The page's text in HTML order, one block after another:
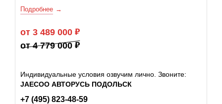
Подробнее
от 3 489 000
от 4 779 000
Индивидуальные условия озвучим лично. Звоните:
JAECOO АВТОРУСЬ ПОДОЛЬСК
+7 (495) 823-48-59